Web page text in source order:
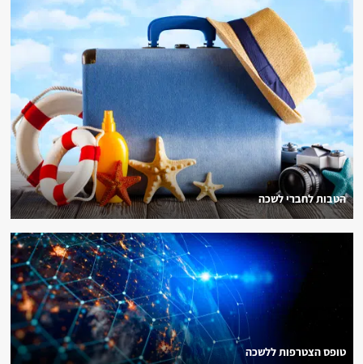
הטבות לחברי לשכה
טופס הצטרפות ללשכה